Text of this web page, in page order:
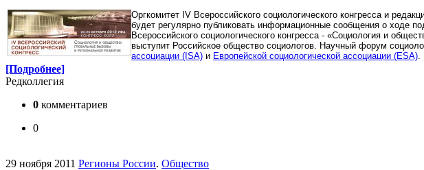
Оргкомитет IV Всероссийского социологического конгресса и
будет регулярно публиковать информационные сообщения о ходе
Всероссийского социологического конгресса - «Социология и
выступит Российское общество социологов. Научный форум
ассоциации (ISA) и Европейской социологической ассоциации (ESA)
[Подробнее]
Редколлегия
0 комментариев
0
29 ноября 2011 Регионы России. Общество